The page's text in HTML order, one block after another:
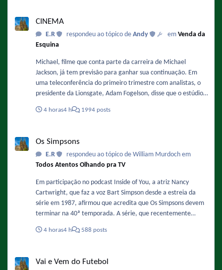
CINEMA
E.R respondeu ao tópico de Andy emVenda da
Esquina
Michael, filme que conta parte da carreira de Michael
Jackson, já tem previsão para ganhar sua continuação. Em
uma teleconferência do primeiro trimestre com analistas, o
presidente da Lionsgate, Adam Fogelson, disse que o estúdio
início de 2027. Sobre a data ele comentou: "Acredito que o
https://www.omelete.com.br/filmes/michael-2-sequencia-da-
cinebiografia-de-michael-jackson-ganha-previsao-de-estreia-
nos-cinemas-confira
4 horas4 h 1994 posts
Os Simpsons
E.R
respondeu ao tópico de William Murdoch em
Todos Atentos Olhando pra TV
Em participação no podcast Inside of You, a atriz Nancy
Cartwright, que faz a voz Bart Simpson desde a estreia da
série em 1987, afirmou que acredita que Os Simpsons devem
terminar na 40ª temporada. A série, que recentemente
temporada, já tem renovação garantida até a temporada 40,
https://www.omelete.com.br/series-tv/os-simpsons-voz-de-
4 horas4 h 588 posts
Vai e Vem do Futebol